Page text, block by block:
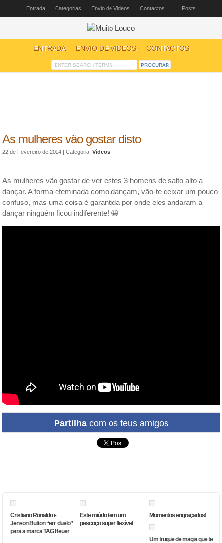
Entrada Categorias Envio de Videos Contactos Posts
ENTRADA ENVIO DE VIDEOS CONTACTOS
As mulheres vão gostar disto
22 de Fevereiro de 2014 | Categoria: Vídeos
As mulheres vão gostar de ver estes 3 homens de salto alto a
dançar. A forma efeminada como dançam, vão-te deixar um pouco
confuso, mas uma coisa é garantida por onde eles andaram a
dançar ninguém ficou indiferente! 😀
Partilhacom os teus amigos
Cristiano Ronaldo e
Jenson Button “em duelo”
para a marca TAG Heuer
Este miúdo tem um
pescoço super flexível
Momentos engraçados!
Um truque de magia que te